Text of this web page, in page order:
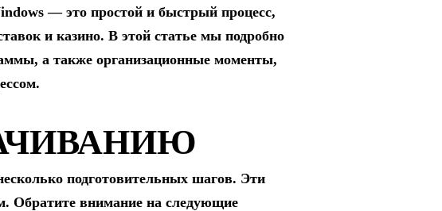
— это простой и быстрый процесс,
и казино. В этой статье мы подробно
а также организационные моменты,
подготовительных шагов. Эти
Обратите внимание на следующие